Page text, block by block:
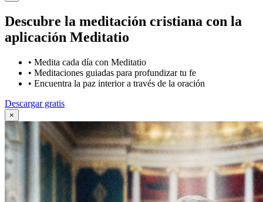
Descubre la meditación cristiana con la
aplicación Meditatio
• Medita cada día con Meditatio
• Meditaciones guiadas para profundizar tu fe
• Encuentra la paz interior a través de la oración
Descargar gratis
×